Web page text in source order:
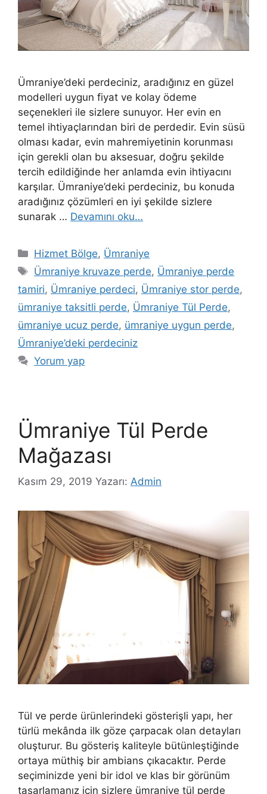
Ümraniye’deki perdeciniz, aradığınız en güzel
modelleri uygun fiyat ve kolay ödeme
seçenekleri ile sizlere sunuyor. Her evin en
temel ihtiyaçlarından biri de perdedir. Evin süsü
olması kadar, evin mahremiyetinin korunması
için gerekli olan bu aksesuar, doğru şekilde
tercih edildiğinde her anlamda evin ihtiyacını
karşılar. Ümraniye’deki perdeciniz, bu konuda
aradığınız çözümleri en iyi şekilde sizlere
sunarak … Devamını oku…
Hizmet Bölge, Ümraniye
Ümraniye kruvaze perde, Ümraniye perde
tamiri, Ümraniye perdeci, Ümraniye stor perde,
ümraniye taksitli perde, Ümraniye Tül Perde,
ümraniye ucuz perde, ümraniye uygun perde,
Ümraniye’deki perdeciniz
Yorum yap
Ümraniye Tül Perde
Mağazası
Kasım 29, 2019 Yazarı: Admin
Tül ve perde ürünlerindeki gösterişli yapı, her
türlü mekânda ilk göze çarpacak olan detayları
oluşturur. Bu gösteriş kaliteyle bütünleştiğinde
ortaya müthiş bir ambians çıkacaktır. Perde
seçiminizde yeni bir idol ve klas bir görünüm
tasarlamanız için sizlere ümraniye tül perde